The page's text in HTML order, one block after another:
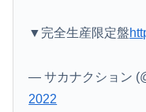
▼完全生産限定盤
— サカナクション
2022